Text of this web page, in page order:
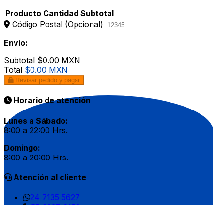
Producto Cantidad Subtotal
Código Postal (Opcional)
Envío:
Subtotal $0.00 MXN
Total $0.00 MXN
Revisar pedido y pagar
Horario de atención
Lunes a Sábado:
8:00 a 22:00 Hrs.
Domingo:
8:00 a 20:00 Hrs.
Atención al cliente
24 7135 5627